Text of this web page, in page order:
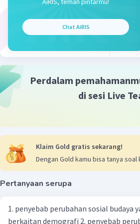
Kemudian, kita dapat
Dalam prinsip relativitas
persamaan dalam kerangka
(1 − 𝑣)𝑡′ = 𝑣𝑜𝑡′ + 0,25𝑎𝑡′^2
Jadi, persamaannya dalam
Beri Rating·0.0(0)
Chat AiRIS
Perdalam
di sesi Live
Klaim Gold gratis sekarang!
Dengan Gold kamu bisa tanya
Pertanyaan serupa
1. penyebab perubahan sosial budaya
berkaitan demografi 2. penyebab